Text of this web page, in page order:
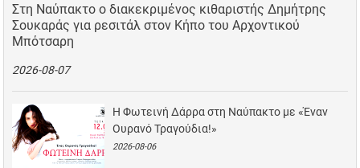
Στη Ναύπακτο ο διακεκριμένος κιθαριστής Δημήτρης
Σουκαράς για ρεσιτάλ στον Κήπο του Αρχοντικού
Μπότσαρη
2026-08-07
Η Φωτεινή Δάρρα στη Ναύπακτο με «Έναν
Ουρανό Τραγούδια!»
2026-08-06